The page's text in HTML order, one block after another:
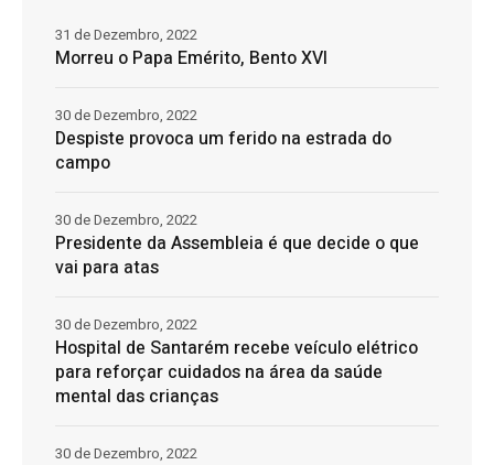
Morreu o Papa Emérito, Bento XVI
31 de Dezembro, 2022
Despiste provoca um ferido na estrada do
campo
30 de Dezembro, 2022
Presidente da Assembleia é que decide o que
vai para atas
30 de Dezembro, 2022
Hospital de Santarém recebe veículo elétrico
para reforçar cuidados na área da saúde
mental das crianças
30 de Dezembro, 2022
30 de Dezembro, 2022